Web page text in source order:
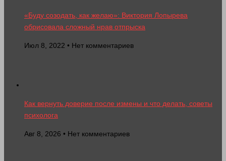
«Буду созодать, как желаю»: Виктория Лопырева
обрисовала сложный нрав отпрыска
Июл 8, 2022 • Нет комментариев
Как вернуть доверие после измены и что делать, советы
психолога
Авг 8, 2026 • Нет комментариев